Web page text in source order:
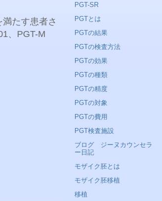
たす患者さ
、 PGT-M
PGT-SR
PGTとは
PGTの結果
PGTの検査方法
PGTの効果
PGTの種類
PGTの精度
PGTの対象
PGTの費用
PGT検査施設
ブログ ジーヌカウンセラ
ー日記
モザイク胚とは
モザイク胚移植
移植